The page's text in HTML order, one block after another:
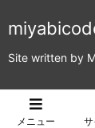
Site written by
メニュー